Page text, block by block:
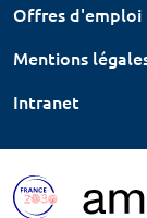
Offres d'emploi
Mentions
Intranet